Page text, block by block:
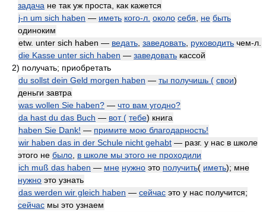
задача не так уж проста, как кажется
j-n um sich haben — иметь кого-л. около себя не быть
одиноким
etw. unter sich haben — ведать заведовать руководить чем-л.
die Kasse unter sich haben — заведовать кассой
2) получать; приобретать
du sollst dein Geld morgen haben — ты получишь ( свои)
деньги завтра
was wollen Sie haben? — что вам угодно?
da hast du das Buch — вот ( тебе) книга
haben Sie Dank! — примите мою благодарность!
wir haben das in der Schule nicht gehabt — разг. у нас в школе
этого не было в школе мы этого не проходили
ich muß das haben — мне нужно это получить( иметь); мне
нужно это узнать
das werden wir gleich haben — сейчас это у нас получится;
сейчас мы это узнаем